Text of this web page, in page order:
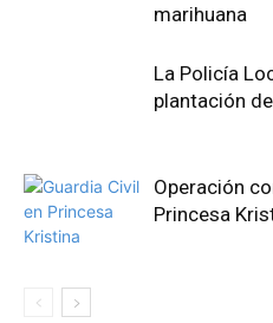
marihuana
La Policía
plantación
Operación
Princesa